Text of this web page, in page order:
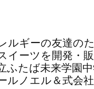
ルギーの友達の
イーツを開発・
ふたば未来学園
ルノエル＆式会社